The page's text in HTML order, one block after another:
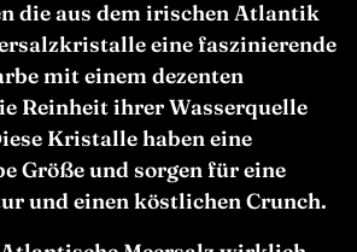
die aus dem irischen Atlantik
eine faszinierende
mit einem dezenten
Reinheit ihrer Wasserquelle
Kristalle haben eine
Größe und sorgen für eine
und einen köstlichen Crunch.